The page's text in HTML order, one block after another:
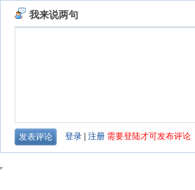
我来说两句
登录 注册 需要登陆才可发布评论